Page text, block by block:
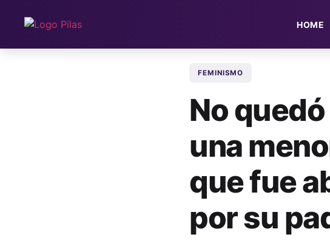
HOME
FEMINISMO
No
una
que fue
por su